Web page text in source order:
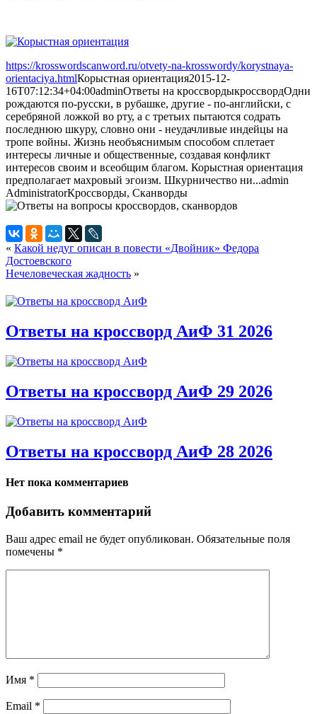
https://krosswordscanword.ru/otvety-na-krosswordy/korystnaya-
orientaciya.htmlКорыстная ориентация2015-12-
16T07:12:34+04:00adminОтветы на кроссвордыкроссвордОдни
рождаются по-русски, в рубашке, другие - по-английски, с
серебряной ложкой во рту, а с третьих пытаются содрать
последнюю шкуру, словно они - неудачливые индейцы на
тропе войны. Жизнь необъяснимым способом сплетает
интересы личные и общественные, создавая конфликт
интересов своим и всеобщим благом. Корыстная ориентация
предполагает махровый эгоизм. Шкурничество ни...admin
AdministratorКроссворды, Сканворды
« Какой недуг описан в повести «Двойник» Федора
Достоевского
Нечеловеческая жадность »
Ответы на кроссворд АиФ 31 2026
Ответы на кроссворд АиФ 29 2026
Ответы на кроссворд АиФ 28 2026
Нет пока комментариев
Добавить комментарий
Ваш адрес email не будет опубликован. Обязательные поля
помечены *
Имя *
Email *